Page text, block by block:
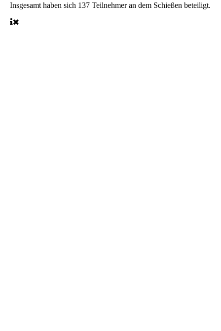
Insgesamt haben sich 137 Teilnehmer an dem Schießen beteiligt.